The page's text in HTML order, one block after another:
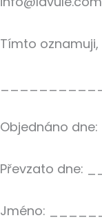
Tímto
Objednáno
Převzato dne:
Jméno: